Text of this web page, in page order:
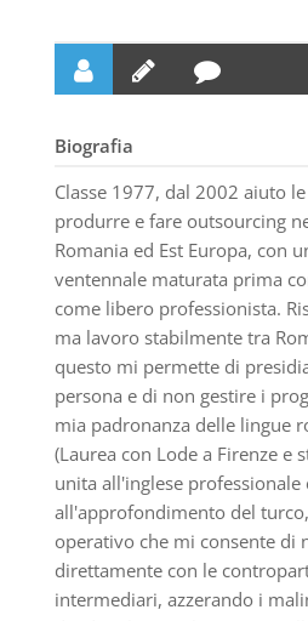
Biografia
Classe 1977, dal 2002 aiuto
produrre e fare outsourcing
Romania ed Est Europa, con
ventennale maturata prima
come libero professionista.
ma lavoro stabilmente tra
questo mi permette di
persona e di non gestire i
mia padronanza delle lingue
(Laurea con Lode a Firenze e
unita all'inglese professionale
all'approfondimento del
operativo che mi consente di
direttamente con le
intermediari, azzerando i